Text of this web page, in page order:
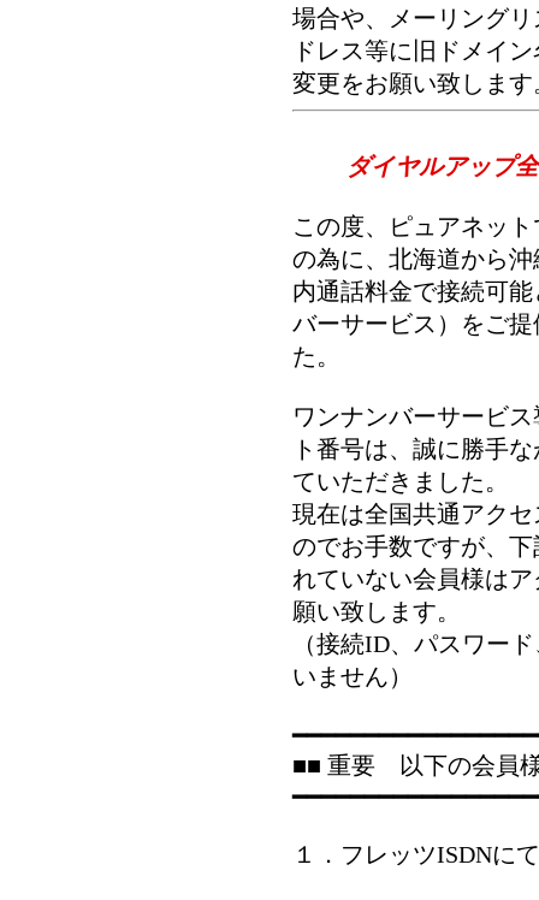
場合や、メーリング
ドレス等に旧ドメイ
変更をお願い致します
ダイヤルアップ
この度、ピュアネッ
の為に、北海道から
内通話料金で接続可
バーサービス）をご
た。
ワンナンバーサービ
ト番号は、誠に勝手
ていただきました。
現在は全国共通アク
のでお手数ですが、
れていない会員様は
願い致します。
（接続ID、パスワー
いません）
■■ 重要 以下の会員
１．フレッツISDNに